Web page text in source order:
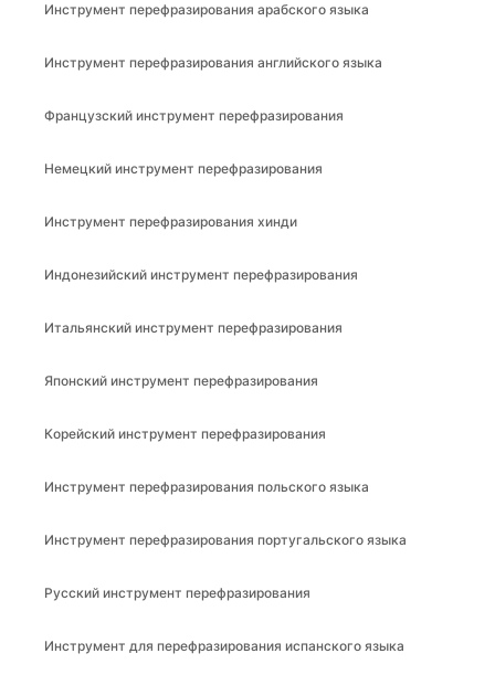
Инструмент перефразирования арабского языка
Инструмент перефразирования английского языка
Французский инструмент перефразирования
Немецкий инструмент перефразирования
Инструмент перефразирования хинди
Индонезийский инструмент перефразирования
Итальянский инструмент перефразирования
Японский инструмент перефразирования
Корейский инструмент перефразирования
Инструмент перефразирования польского языка
Инструмент перефразирования португальского языка
Русский инструмент перефразирования
Инструмент для перефразирования испанского языка